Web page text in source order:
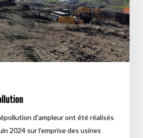
d'ampleur ont été réalisés
2024 sur l'emprise des usines